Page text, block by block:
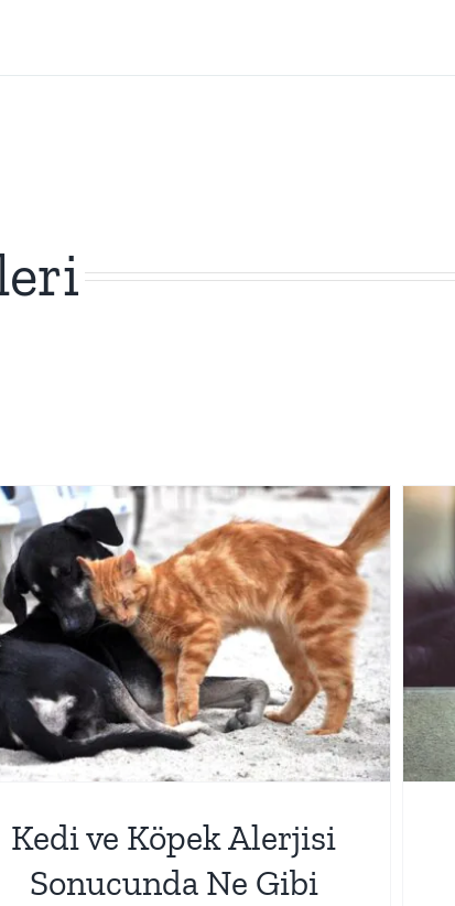
Kedi ve Köpek Alerjisi
Sonucunda Ne Gibi
Kedi ve Köpek Alerji Tanısı
Nasıl Konulur?
Evcil Hayvan Alerjileri